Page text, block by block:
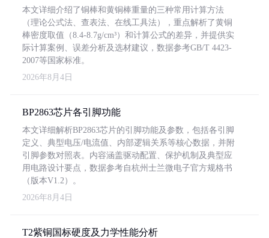
本文详细介绍了铜棒和黄铜棒重量的三种常用计算方法
（理论公式法、查表法、在线工具法），重点解析了黄铜
棒密度取值（8.4-8.7g/cm³）和计算公式的差异，并提供实
际计算案例、误差分析及选材建议，数据参考GB/T 4423-
2007等国家标准。
2026年8月4日
BP2863芯片各引脚功能
本文详细解析BP2863芯片的引脚功能及参数，包括各引脚
定义、典型电压/电流值、内部逻辑关系等核心数据，并附
引脚参数对照表。内容涵盖驱动配置、保护机制及典型应
用电路设计要点，数据参考自杭州士兰微电子官方规格书
（版本V1.2）。
2026年8月4日
T2紫铜国标硬度及力学性能分析